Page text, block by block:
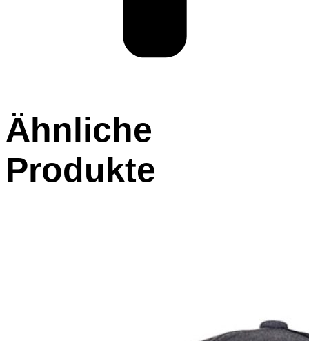
Ähnliche
Produkte